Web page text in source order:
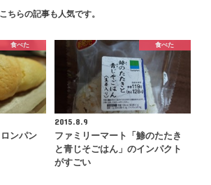
こちらの記事も人気です。
食べた
ンパン
食べた
2015.8.9
ファミリーマート「鯵のたたき
と青じそごはん」のインパクト
がすごい